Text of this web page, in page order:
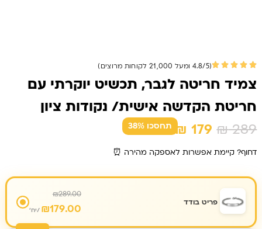
(4.8/5 ומעל 21,000 לקוחות מרוצים)
צמיד חריטה לגבר, תכשיט יוקרתי עם
חריטת הקדשה אישית/ נקודות ציון
₪289 המחיר
היה:
₪ 289.
₪ 179 המחיר
הוא:
₪ 179.
תחסכו 38%
דחוף? קיימת אפשרות לאספקה מהירה ⏰
פריט בודד
₪289.00
₪179.00 /יח'